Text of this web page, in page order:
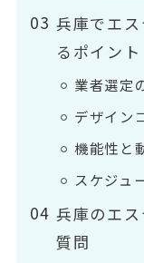
兵庫でエ
るポイント
業者選定
デザイン
機能性と
スケジュ
兵庫のエ
質問